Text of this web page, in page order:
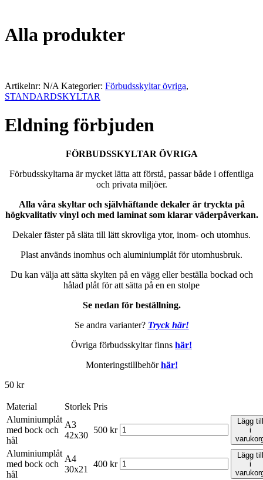
Alla produkter
Artikelnr: N/A Kategorier: Förbudsskyltar övriga,
STANDARDSKYLTAR
Eldning förbjuden
FÖRBUDSSKYLTAR ÖVRIGA
Förbudsskyltarna är mycket lätta att förstå, passar både i offentliga
och privata miljöer.
Alla våra skyltar och självhäftande dekaler är tryckta på
högkvalitativ vinyl och med laminat som klarar väderpåverkan.
Dekaler fäster på släta till lätt skrovliga ytor, inom- och utomhus.
Plast används inomhus och aluminiumplåt för utomhusbruk.
Du kan välja att sätta skylten på en vägg eller beställa bockad och
hålad plåt för att sätta på en en stolpe
Se nedan för beställning.
Se andra varianter? Tryck här!
Övriga förbudsskyltar finns här!
Monteringstillbehörhär!
50 kr
Material Storlek Pris
Aluminiumplåt
med bock och
hål
A3
42x30
500 kr
Lägg till
i
Aluminiumplåt
med bock och
hål
A4
30x21
400 kr
Lägg till
i